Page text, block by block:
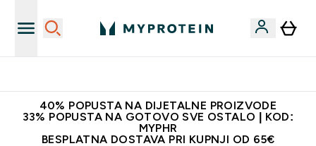
40% POPUSTA NA DIJETALNE PROIZVODE
33% POPUSTA NA GOTOVO SVE OSTALO | KOD:
MYPHR
BESPLATNA DOSTAVA PRI KUPNJI OD 65€